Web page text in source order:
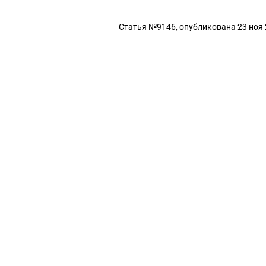
Статья №9146, опубликована 23 ноя